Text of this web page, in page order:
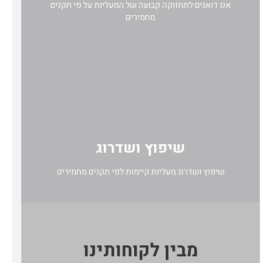
אנו דואגים לתחזוקה קבועה של המעליות על פי תקנים
מחמירים
שיפוץ ושדרוג
שיפוץ ושדרוג מעליות קיימות לפי תקנים מחמירים
מבין לקוחותינו